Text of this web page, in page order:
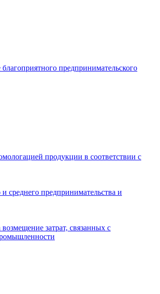
предпринимательского
продукции в соответствии с
среднего предпринимательства и
затрат, связанных с